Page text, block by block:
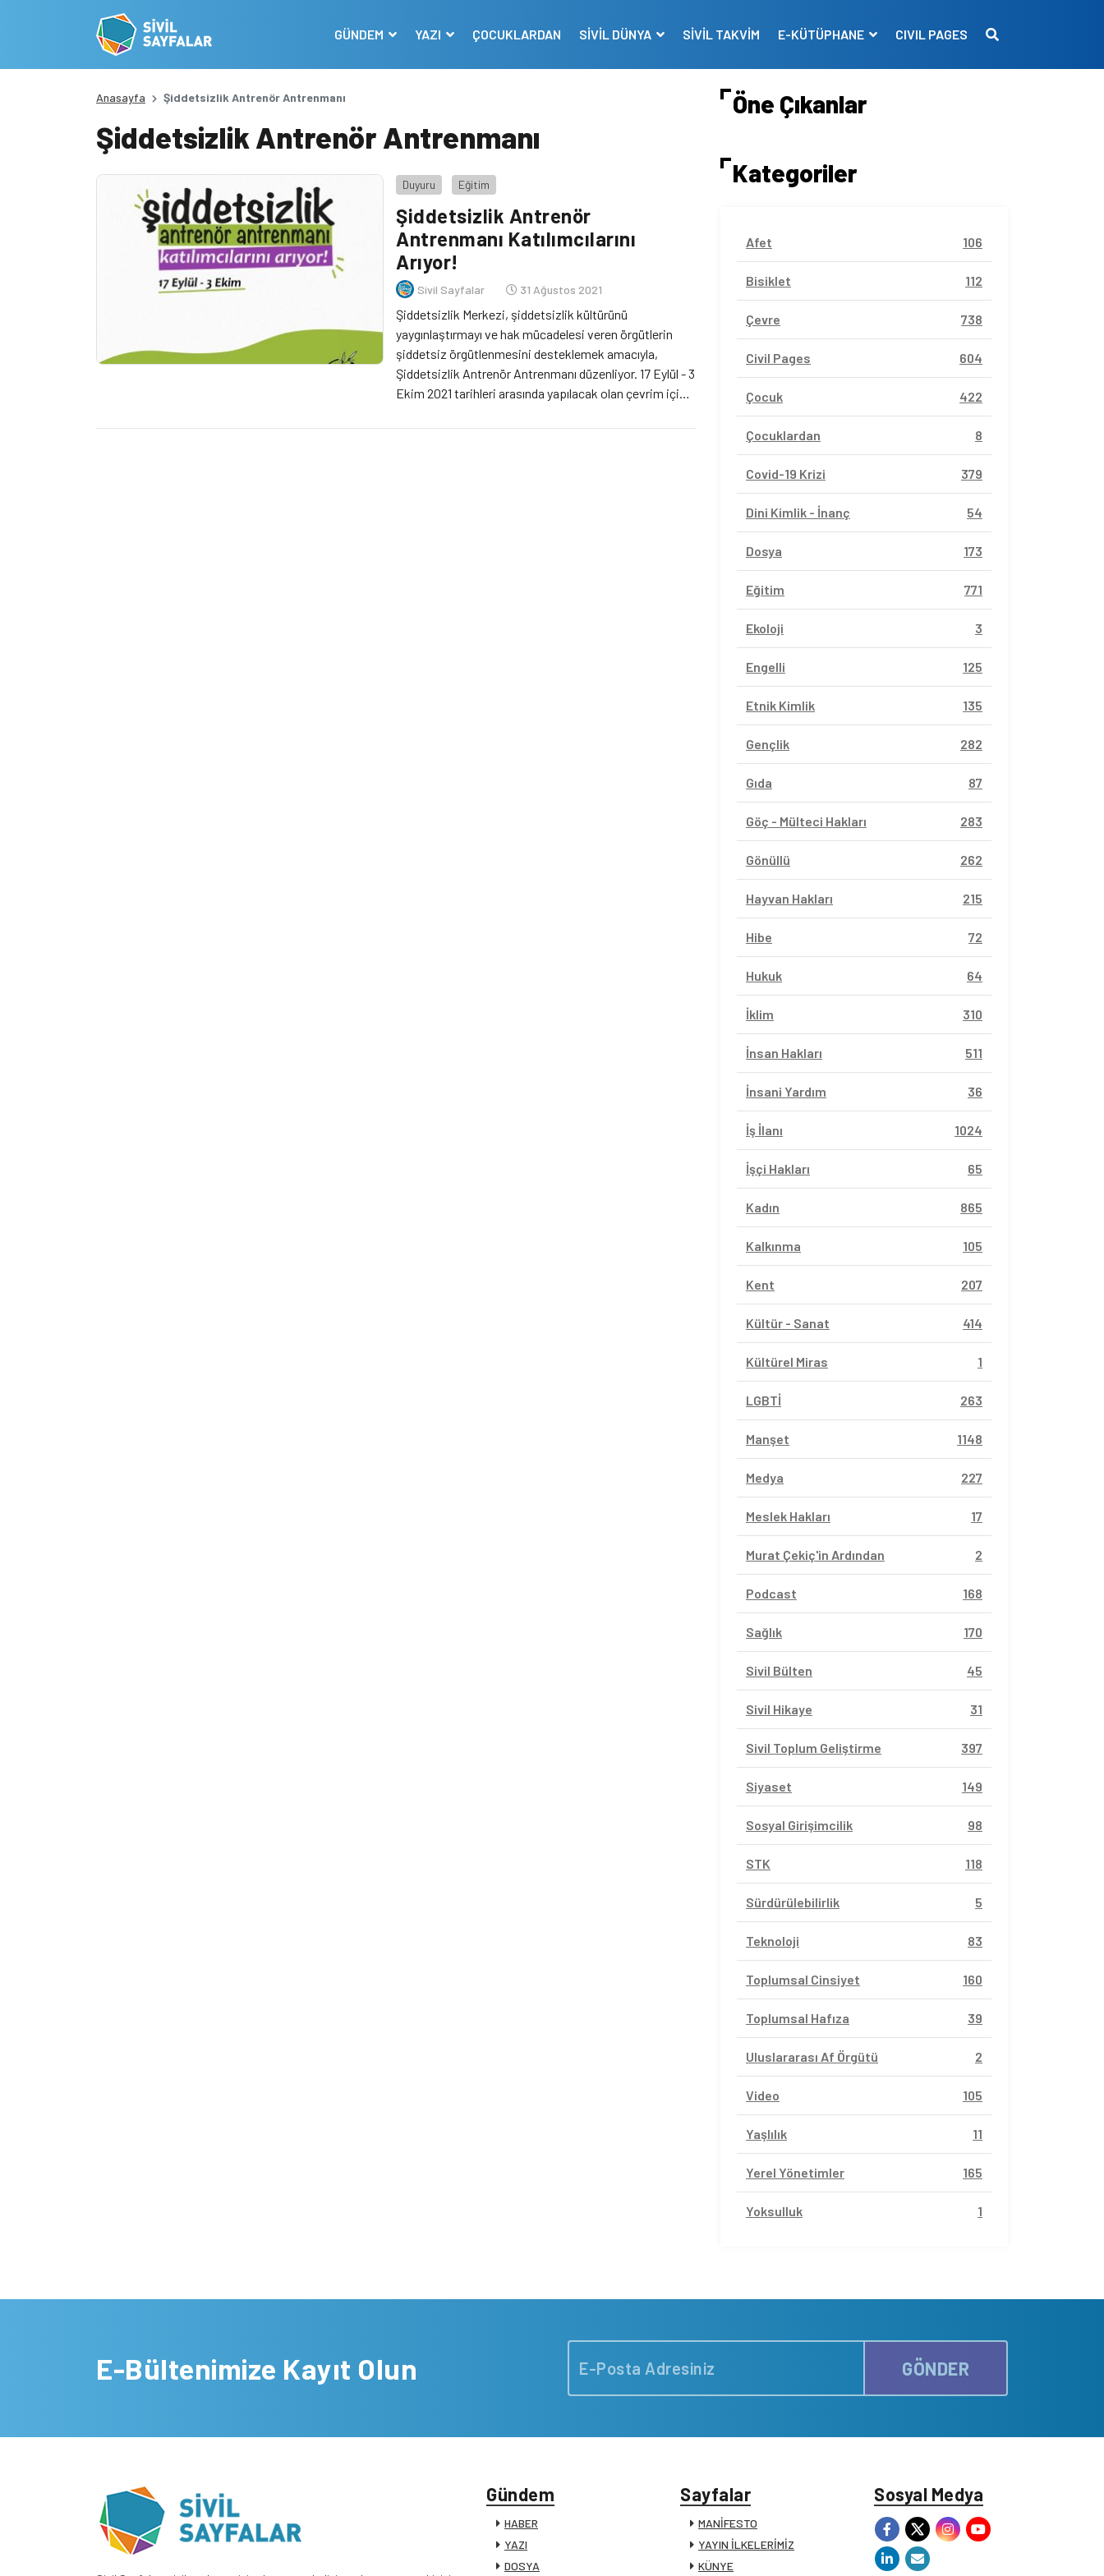
GÜNDEM YAZI ÇOCUKLARDAN SİVİL DÜNYA SİVİL TAKVİM E-KÜTÜPHANE CIVIL PAGES
Anasayfa Şiddetsizlik Antrenör Antrenmanı
Şiddetsizlik Antrenör Antrenmanı
Duyuru Eğitim
Şiddetsizlik Antrenör
Antrenmanı Katılımcılarını
Arıyor!
Sivil Sayfalar 31 Ağustos 2021
Şiddetsizlik Merkezi, şiddetsizlik kültürünü
yaygınlaştırmayı ve hak mücadelesi veren örgütlerin
şiddetsiz örgütlenmesini desteklemek amacıyla,
Şiddetsizlik Antrenör Antrenmanı düzenliyor. 17 Eylül - 3
Ekim 2021 tarihleri arasında yapılacak olan çevrim içi
Öne Çıkanlar
Kategoriler
Afet 106
Bisiklet 112
Çevre 738
Civil Pages 604
Çocuk 422
Çocuklardan 8
Covid-19 Krizi 379
Dini Kimlik - İnanç 54
Dosya 173
Eğitim 771
Ekoloji 3
Engelli 125
Etnik Kimlik 135
Gençlik 282
Gıda 87
Göç - Mülteci Hakları 283
Gönüllü 262
Hayvan Hakları 215
Hibe 72
Hukuk 64
İklim 310
İnsan Hakları 511
İnsani Yardım 36
İş İlanı 1024
İşçi Hakları 65
Kadın 865
Kalkınma 105
Kent 207
Kültür - Sanat 414
Kültürel Miras 1
LGBTİ 263
Manşet 1148
Medya 227
Meslek Hakları 17
Murat Çekiç'in Ardından 2
Podcast 168
Sağlık 170
Sivil Bülten 45
Sivil Hikaye 31
Sivil Toplum Geliştirme 397
Siyaset 149
Sosyal Girişimcilik 98
STK 118
Sürdürülebilirlik 5
Teknoloji 83
Toplumsal Cinsiyet 160
Toplumsal Hafıza 39
Uluslararası Af Örgütü 2
Video 105
Yaşlılık 11
Yerel Yönetimler 165
Yoksulluk 1
E-Bültenimize Kayıt Olun GÖNDER
Gündem
HABER
YAZI
DOSYA
Sayfalar
MANİFESTO
YAYIN İLKELERİMİZ
KÜNYE
Sosyal Medya